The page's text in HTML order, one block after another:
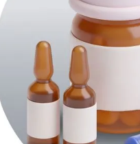
. roche posay
9. isdin
10 neumoflux